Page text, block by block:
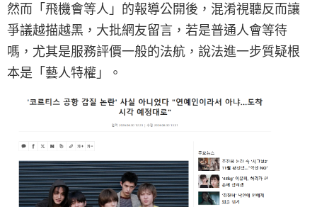
然而「飛機會等人」的報導公開後，混淆視聽反而讓
爭議越描越黑，大批網友留言，若是普通人會等待
嗎，尤其是服務評價一般的法航，說法進一步質疑根
本是「藝人特權」。